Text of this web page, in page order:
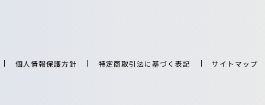
個人情報保護方針 特定商取引法に基づく表記 サイトマップ